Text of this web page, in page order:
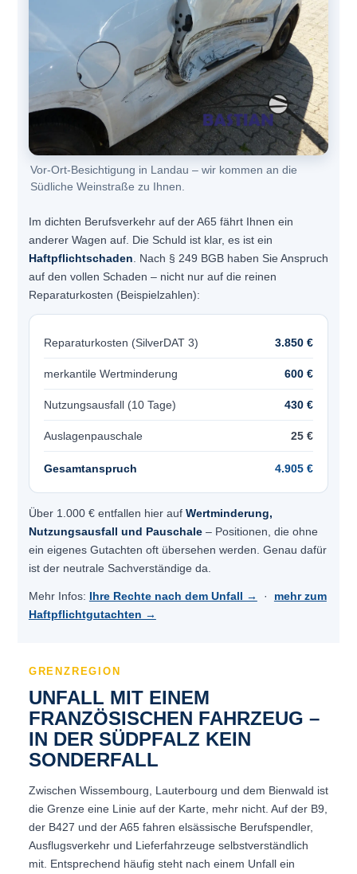
Vor-Ort-Besichtigung in Landau – wir kommen an die
Südliche Weinstraße zu Ihnen.
Im dichten Berufsverkehr auf der A65 fährt Ihnen ein
anderer Wagen auf. Die Schuld ist klar, es ist ein
Haftpflichtschaden . Nach § 249 BGB haben Sie Anspruch
auf den vollen Schaden – nicht nur auf die reinen
Reparaturkosten (Beispielzahlen):
Reparaturkosten (SilverDAT 3) 3.850 €
merkantile Wertminderung 600 €
Nutzungsausfall (10 Tage) 430 €
Auslagenpauschale 25 €
Gesamtanspruch 4.905 €
Über 1.000 € entfallen hier auf Wertminderung,
Nutzungsausfall und Pauschale– Positionen, die ohne
ein eigenes Gutachten oft übersehen werden. Genau dafür
ist der neutrale Sachverständige da.
Mehr Infos: Ihre Rechte nach dem Unfall → · mehr zum
Haftpflichtgutachten →
GRENZREGION
UNFALL MIT EINEM
FRANZÖSISCHEN FAHRZEUG –
IN DER SÜDPFALZ KEIN
SONDERFALL
Zwischen Wissembourg, Lauterbourg und dem Bienwald ist
die Grenze eine Linie auf der Karte, mehr nicht. Auf der B9,
der B427 und der A65 fahren elsässische Berufspendler,
Ausflugsverkehr und Lieferfahrzeuge selbstverständlich
mit. Entsprechend häufig steht nach einem Unfall ein